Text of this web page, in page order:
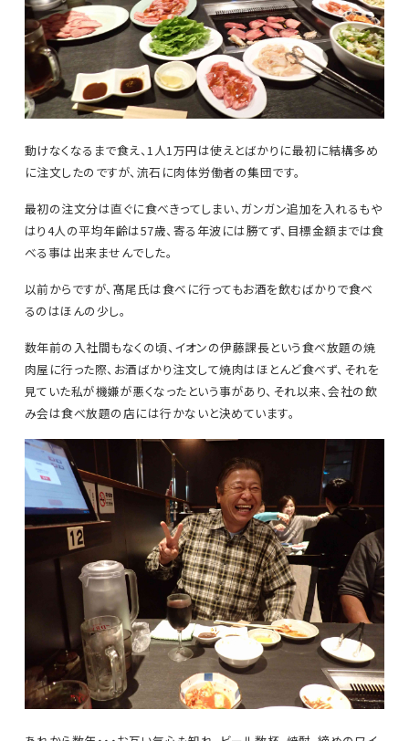
動けなくなるまで食え、1人1万円は使えとばかりに最初に結構多め
に注文したのですが、流石に肉体労働者の集団です。
最初の注文分は直ぐに食べきってしまい、ガンガン追加を入れるもや
はり4人の平均年齢は57歳、寄る年波には勝てず、目標金額までは食
べる事は出来ませんでした。
以前からですが、髙尾氏は食べに行ってもお酒を飲むばかりで食べ
るのはほんの少し。
数年前の入社間もなくの頃、イオンの伊藤課長という食べ放題の焼
肉屋に行った際、お酒ばかり注文して焼肉はほとんど食べず、それを
見ていた私が機嫌が悪くなったという事があり、それ以来、会社の飲
み会は食べ放題の店には行かないと決めています。